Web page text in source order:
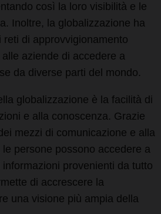
così la loro visibilità e le
Inoltre, la globalizzazione ha
di approvvigionamento
aziende di accedere a
da diverse parti del mondo.
globalizzazione è la facilità di
e alla conoscenza. Grazie
mezzi di comunicazione e alla
persone possono accedere a
provenienti da tutto
di accrescere la
una visione più ampia della